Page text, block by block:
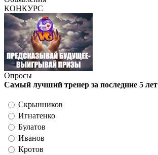
КОНКУРС
Опросы
Самый лучший тренер за последние 5 лет
Скрынников
Игнатенко
Булатов
Иванов
Кротов